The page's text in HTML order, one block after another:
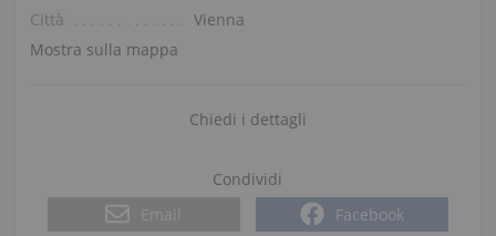
Città
Vienna
Mostra sulla mappa
Chiedi i dettagli
Condividi
Email
Facebook